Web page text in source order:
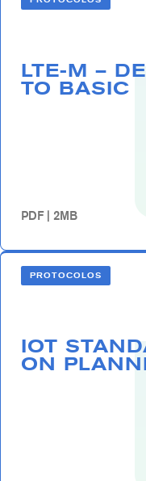
LTE-M –
TO BASIC
PDF | 2MB
PROTOCOLOS
IOT
ON